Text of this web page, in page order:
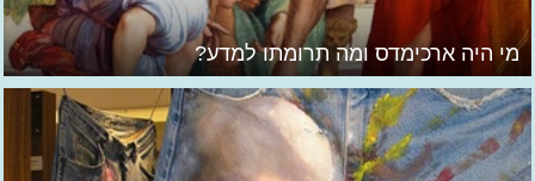
מי היה ארכימדס ומה תרומתו למדע?